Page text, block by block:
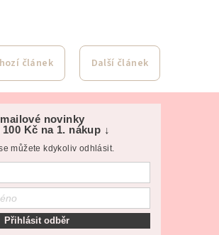
článek Další článek
novinky
Kč na 1. nákup ↓
můžete kdykoliv odhlásit.
Přihlásit odběr